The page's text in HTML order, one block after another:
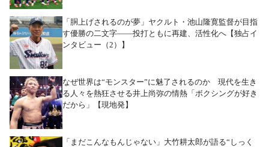
「胴上げされるのが夢」ヤクルト・池山隆寛監督が目指
す優勝の二文字――投打ともに再建、活性化へ【独占イ
ンタビュー（2）】
なぜ世界は“モンスター”に魅了されるのか 現代を生き
る人々を熱狂させる井上尚弥の情熱「ボクシングが好き
だから」【現地発】
「まだこんなもんじゃない」大竹耕太郎が語る“しっく